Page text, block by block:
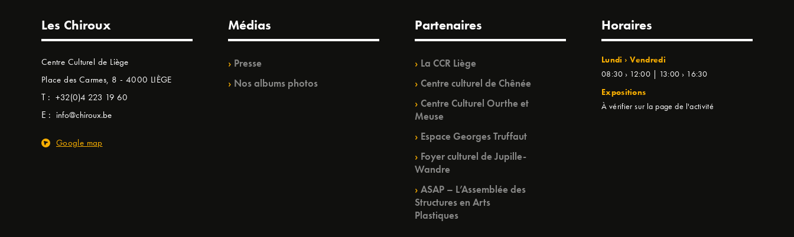
Les Chiroux
Centre Culturel de Liège
Place des Carmes, 8 - 4000 LIÈGE
T : +32(0)4 223 19 60
E : info@chiroux.be
Google map
Médias
Presse
Nos albums photos
Partenaires
La CCR Liège
Centre culturel de Chênée
Centre Culturel Ourthe et
Meuse
Espace Georges Truffaut
Foyer culturel de Jupille-
Wandre
ASAP – L’Assemblée des
Structures en Arts
Plastiques
Horaires
Lundi › Vendredi
08:30 › 12:00 | 13:00 › 16:30
Expositions
À vérifier sur la page de l'activité